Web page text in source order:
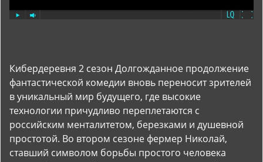
Кибердеревня 2 сезон Долгожданное продолжение
фантастической комедии вновь переносит зрителей
в уникальный мир будущего, где высокие
технологии причудливо переплетаются с
российским менталитетом, березками и душевной
простотой. Во втором сезоне фермер Николай,
ставший символом борьбы простого человека